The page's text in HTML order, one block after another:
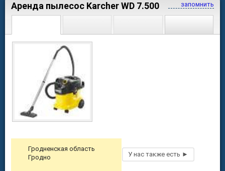
запомнить
Аренда пылесос Karcher WD 7.500
Гродненская область
Гродно